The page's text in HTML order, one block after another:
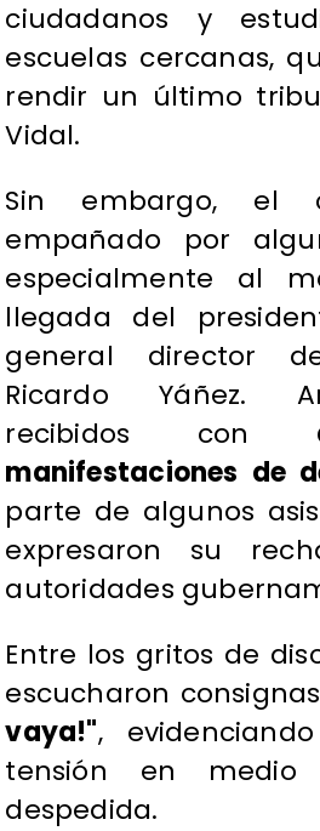
ciudadanos y
escuelas cercanas,
rendir un último
Vidal.
Sin embargo, el
empañado por
especialmente al
llegada del
general director
Ricardo Yáñez.
recibidos con
manifestaciones de
parte de algunos
expresaron su
autoridades
Entre los gritos de
escucharon
vaya!",
tensión en
despedida.